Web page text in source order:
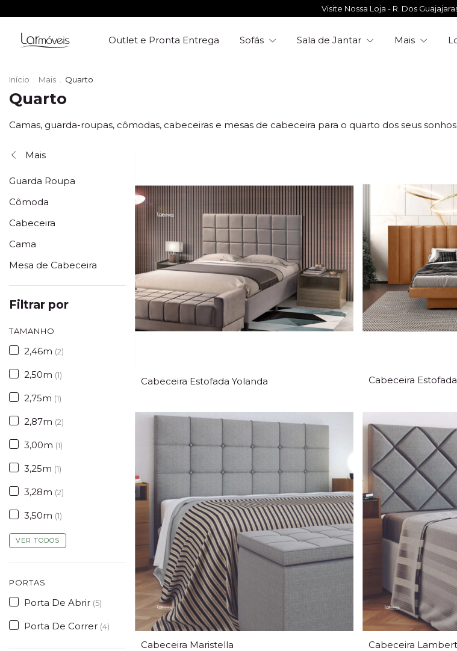
Visite Nossa Loja - R. Dos
Outlet e Pronta Entrega Sofás Sala de Jantar Mais
Início Mais Quarto
Quarto
Camas, guarda-roupas, cômodas, cabeceiras e mesas de cabeceira para o quarto dos seus
Mais
Guarda Roupa
Cômoda
Cabeceira
Cama
Mesa de Cabeceira
Filtrar por
TAMANHO
2,46m (2)
2,50m (1)
2,75m (1)
2,87m (2)
3,00m (1)
3,25m (1)
3,28m (2)
3,50m (1)
VER TODOS
PORTAS
Porta De Abrir (5)
Porta De Correr (4)
Cabeceira Estofada Yolanda Cabeceira
Cabeceira Maristella Cabeceira